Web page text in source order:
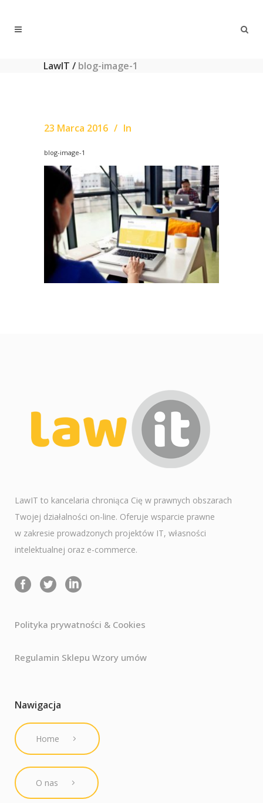
LawIT / blog-image-1
23 Marca 2016 In
blog-image-1
LawIT to kancelaria chroniąca Cię w prawnych obszarach
Twojej działalności on-line. Oferuje wsparcie prawne
w zakresie prowadzonych projektów IT, własności
intelektualnej oraz e-commerce.
Polityka prywatności & Cookies
Regulamin Sklepu Wzory umów
Nawigacja
Home
O nas